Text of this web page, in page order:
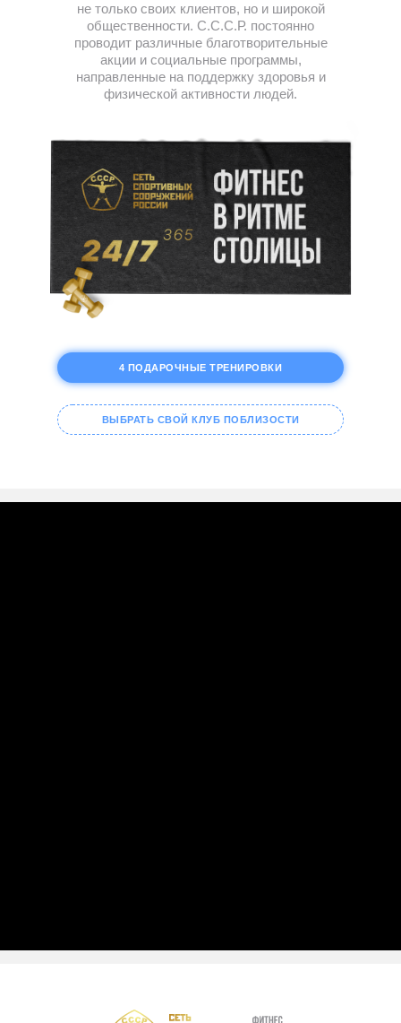
не только своих клиентов, но и широкой
общественности. С.С.С.Р. постоянно
проводит различные благотворительные
акции и социальные программы,
направленные на поддержку здоровья и
физической активности людей.
4 ПОДАРОЧНЫЕ ТРЕНИРОВКИ
ВЫБРАТЬ СВОЙ КЛУБ ПОБЛИЗОСТИ